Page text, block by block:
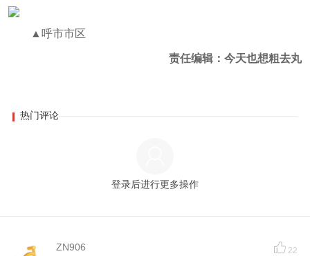
▲呼市市区
责任编辑：今天也想粗去丸
热门评论
登录后进行更多操作
ZN906 22